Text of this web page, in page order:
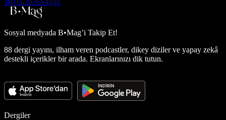
Sosyal medyada B•Mag’i Takip Et!
88 dergi yayını, ilham veren podcastler, dikey diziler ve yapay zekâ
destekli içerikler bir arada. Ekranlarınızı dik tutun.
Dergiler